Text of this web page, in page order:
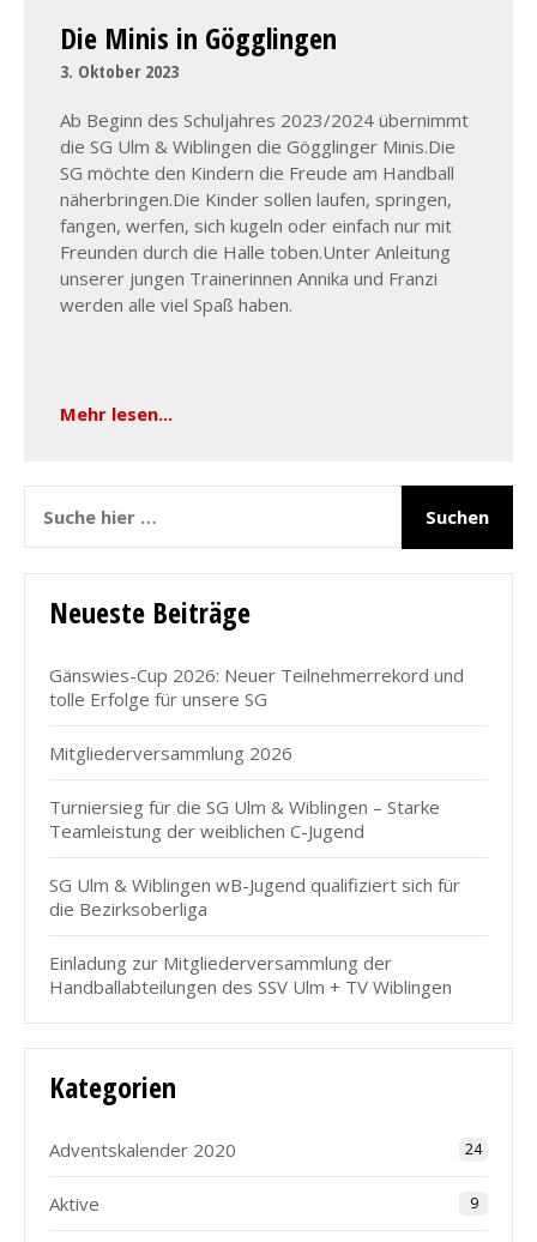
Die Minis in Gögglingen
3. Oktober 2023
Ab Beginn des Schuljahres 2023/2024 übernimmt
die SG Ulm & Wiblingen die Gögglinger Minis.Die
SG möchte den Kindern die Freude am Handball
näherbringen.Die Kinder sollen laufen, springen,
fangen, werfen, sich kugeln oder einfach nur mit
Freunden durch die Halle toben.Unter Anleitung
unserer jungen Trainerinnen Annika und Franzi
werden alle viel Spaß haben.
Mehr lesen...
Neueste Beiträge
Gänswies-Cup 2026: Neuer Teilnehmerrekord und
tolle Erfolge für unsere SG
Mitgliederversammlung 2026
Turniersieg für die SG Ulm & Wiblingen – Starke
Teamleistung der weiblichen C-Jugend
SG Ulm & Wiblingen wB-Jugend qualifiziert sich für
die Bezirksoberliga
Einladung zur Mitgliederversammlung der
Handballabteilungen des SSV Ulm + TV Wiblingen
Kategorien
Adventskalender 2020 24
Aktive 9